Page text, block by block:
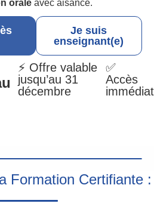
orale avec aisance.
Je suis
enseignant(e)
⚡ Offre valable
jusqu’au 31
décembre
✅
Accès
immédiat
Formation Certifiante :